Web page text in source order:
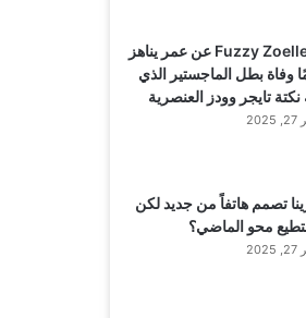
وفاة Fuzzy Zoeller عن عمر يناهز
وفاة بطل الماجستير الذي
تايجر وودز العنصرية
تصمم هاتفاً من جديد لكن
محو الماضي؟